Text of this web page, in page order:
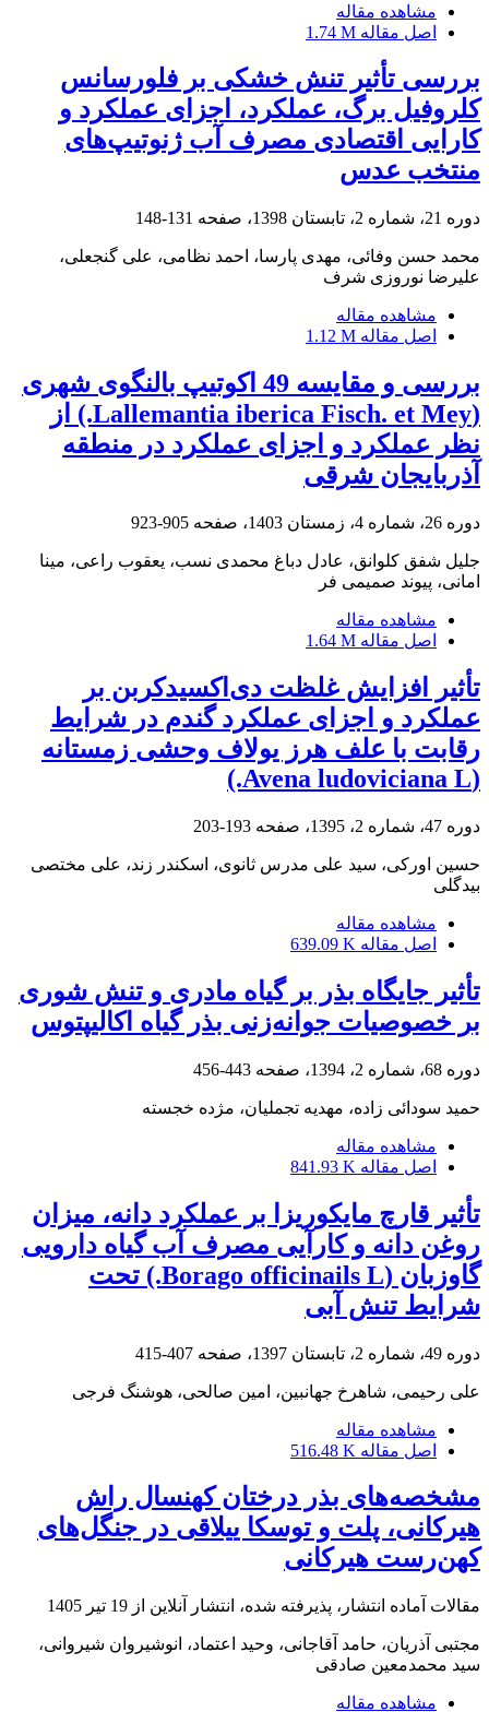
مشاهده مقاله
اصل مقاله 1.74 M
بررسی تأثیر تنش خشکی بر فلورسانس
کلروفیل برگ، عملکرد، اجزای عملکرد و
کارایی اقتصادی مصرف آب ژنوتیپ‌های
منتخب عدس
دوره 21، شماره 2، تابستان 1398، صفحه 131-148
محمد حسن وفائی، مهدی پارسا، احمد نظامی، علی گنجعلی،
علیرضا نوروزی شرف
مشاهده مقاله
اصل مقاله 1.12 M
بررسی و مقایسه 49 اکوتیپ بالنگوی شهری
(Lallemantia iberica Fisch. et Mey.) از
نظر عملکرد و اجزای عملکرد در منطقه
آذربایجان شرقی
دوره 26، شماره 4، زمستان 1403، صفحه 905-923
جلیل شفق کلوانق، عادل دباغ محمدی نسب، یعقوب راعی، مینا
امانی، پیوند صمیمی فر
مشاهده مقاله
اصل مقاله 1.64 M
تأثیر افزایش غلظت دی‌اکسیدکربن بر
عملکرد و اجزای عملکرد گندم در شرایط
رقابت با علف هرز یولاف وحشی زمستانه
(Avena ludoviciana L.)
دوره 47، شماره 2، 1395، صفحه 193-203
حسین اورکی، سید علی مدرس ثانوی، اسکندر زند، علی مختصی
بیدگلی
مشاهده مقاله
اصل مقاله 639.09 K
تأثیر جایگاه بذر بر گیاه مادری و تنش شوری
بر خصوصیات جوانه‌زنی بذر گیاه اکالیپتوس
دوره 68، شماره 2، 1394، صفحه 443-456
حمید سودائی زاده، مهدیه تجملیان، مژده خجسته
مشاهده مقاله
اصل مقاله 841.93 K
تأثیر قارچ مایکوریزا بر عملکرد دانه، میزان
روغن دانه و کارآیی مصرف آب گیاه دارویی
گاوزبان (Borago officinails L.) تحت
شرایط تنش آبی
دوره 49، شماره 2، تابستان 1397، صفحه 407-415
علی رحیمی، شاهرخ جهانبین، امین صالحی، هوشنگ فرجی
مشاهده مقاله
اصل مقاله 516.48 K
مشخصه‌های بذر درختان کهنسال راش
هیرکانی، پلت و توسکا ییلاقی در جنگل‌های
کهن‌رست هیرکانی
مقالات آماده انتشار، پذیرفته شده، انتشار آنلاین از 19 تیر 1405
مجتبی آذریان، حامد آقاجانی، وحید اعتماد، انوشیروان شیروانی،
سید محمدمعین صادقی
مشاهده مقاله